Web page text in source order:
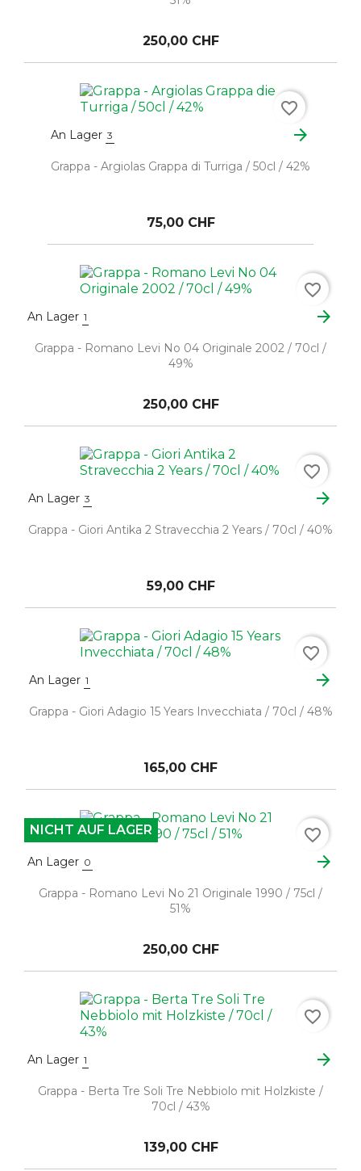
250,00 CHF
An Lager 3 arrow_forward
Grappa - Argiolas Grappa di Turriga / 50cl / 42%
75,00 CHF
favorite_border
An Lager 1 arrow_forward
Grappa - Romano Levi No 04 Originale 2002 / 70cl /
49%
250,00 CHF
favorite_border
An Lager 3 arrow_forward
Grappa - Giori Antika 2 Stravecchia 2 Years / 70cl / 40%
59,00 CHF
favorite_border
An Lager 1 arrow_forward
Grappa - Giori Adagio 15 Years Invecchiata / 70cl / 48%
165,00 CHF
favorite_border
An Lager 0 arrow_forward
Grappa - Romano Levi No 21 Originale 1990 / 75cl /
51%
250,00 CHF
NICHT AUF LAGER favorite_border
An Lager 1 arrow_forward
Grappa - Berta Tre Soli Tre Nebbiolo mit Holzkiste /
70cl / 43%
139,00 CHF
favorite_border